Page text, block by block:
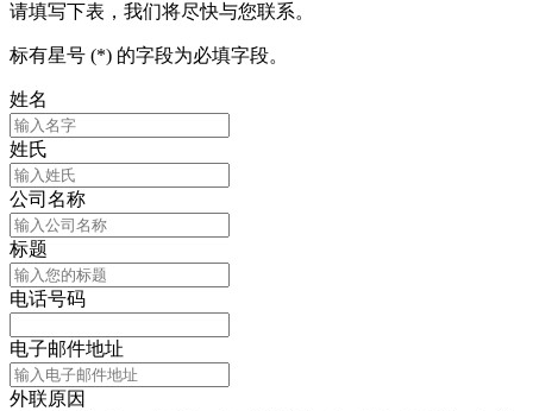
请填写下表，我们将尽快与您联系。
标有星号 (*) 的字段为必填字段。
姓名
姓氏
公司名称
标题
电话号码
电子邮件地址
外联原因